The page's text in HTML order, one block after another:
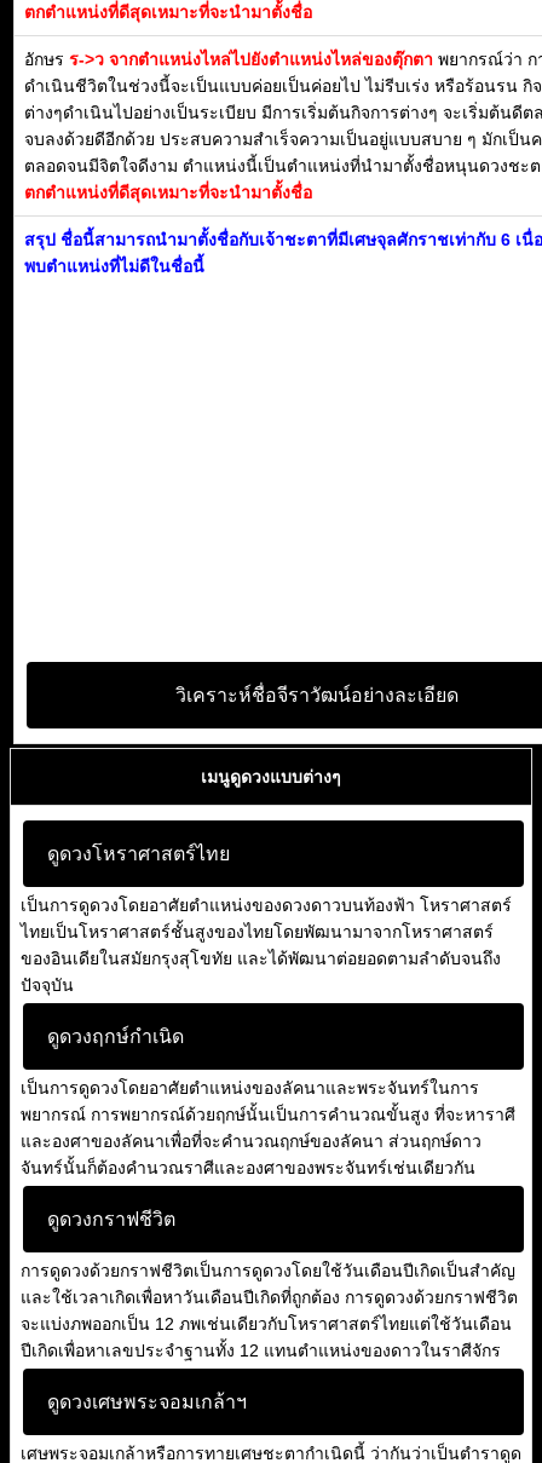
ตกตำแหน่งที่ดีสุดเหมาะที่จะนำมาตั้งชื่อ
อักษร ร->ว จากตำแหน่งไหล่ไปยังตำแหน่งไหล่ของตุ๊กตา พยากรณ์ว่า ก
ดำเนินชีวิตในช่วงนี้จะเป็นแบบค่อยเป็นค่อยไป ไม่รีบเร่ง หรือร้อนรน กิ
ต่างๆดำเนินไปอย่างเป็นระเบียบ มีการเริ่มต้นกิจการต่างๆ จะเริ่มต้นดีต
จบลงด้วยดีอีกด้วย ประสบความสำเร็จความเป็นอยู่แบบสบาย ๆ มักเป็น
ตลอดจนมีจิตใจดีงาม ตำแหน่งนี้เป็นตำแหน่งที่นำมาตั้งชื่อหนุนดวงชะ
ตกตำแหน่งที่ดีสุดเหมาะที่จะนำมาตั้งชื่อ
สรุป ชื่อนี้สามารถนำมาตั้งชื่อกับเจ้าชะตาที่มีเศษจุลศักราชเท่ากับ 6 เนื่
พบตำแหน่งที่ไม่ดีในชื่อนี้
วิเคราะห์ชื่อจีราวัฒน์อย่างละเอียด
เมนูดูดวงแบบต่างๆ
ดูดวงโหราศาสตร์ไทย
เป็นการดูดวงโดยอาศัยตำแหน่งของดวงดาวบนท้องฟ้า โหราศาสตร์
ไทยเป็นโหราศาสตร์ชั้นสูงของไทยโดยพัฒนามาจากโหราศาสตร์
ของอินเดียในสมัยกรุงสุโขทัย และได้พัฒนาต่อยอดตามลำดับจนถึง
ปัจจุบัน
ดูดวงฤกษ์กำเนิด
เป็นการดูดวงโดยอาศัยตำแหน่งของลัคนาและพระจันทร์ในการ
พยากรณ์ การพยากรณ์ด้วยฤกษ์นั้นเป็นการคำนวณขั้นสูง ที่จะหาราศี
และองศาของลัคนาเพื่อที่จะคำนวณฤกษ์ของลัคนา ส่วนฤกษ์ดาว
จันทร์นั้นก็ต้องคำนวณราศีและองศาของพระจันทร์เช่นเดียวกัน
ดูดวงกราฟชีวิต
การดูดวงด้วยกราฟชีวิตเป็นการดูดวงโดยใช้วันเดือนปีเกิดเป็นสำคัญ
และใช้เวลาเกิดเพื่อหาวันเดือนปีเกิดที่ถูกต้อง การดูดวงด้วยกราฟชีวิต
จะแบ่งภพออกเป็น 12 ภพเช่นเดียวกับโหราศาสตร์ไทยแต่ใช้วันเดือน
ปีเกิดเพื่อหาเลขประจำฐานทั้ง 12 แทนตำแหน่งของดาวในราศีจักร
ดูดวงเศษพระจอมเกล้าฯ
เศษพระจอมเกล้าหรือการทายเศษชะตากำเนิดนี้ ว่ากันว่าเป็นตำราดูด